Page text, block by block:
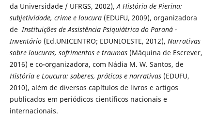
da Universidade / UFRGS, 2002),A História de Pierina:
subjetividade, crime e loucura(EDUFU, 2009), organizadora
deInstituições de Assistência Psiquiátrica do Paraná -
Inventário(Ed.UNICENTRO; EDUNIOESTE, 2012), Narrativas
sobre loucuras, sofrimentos e traumas(Máquina de Escrever,
2016) e co-organizadora, com Nádia M. W. Santos, de
História e Loucura: saberes, práticas e narrativas(EDUFU,
2010), além de diversos capítulos de livros e artigos
publicados em periódicos científicos nacionais e
internacionais.